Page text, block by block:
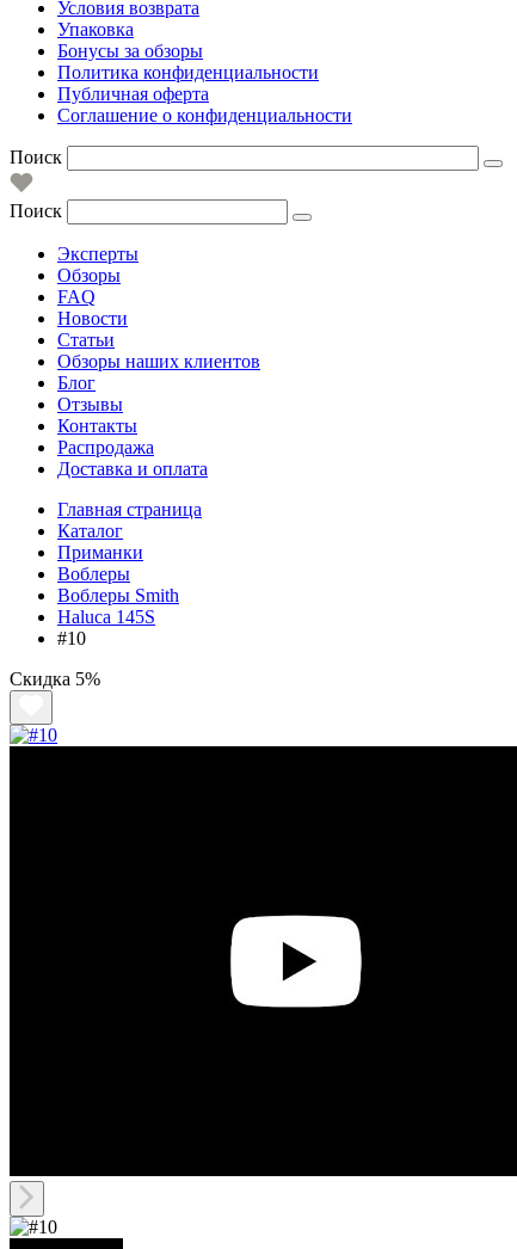
Условия возврата
Упаковка
Бонусы за обзоры
Политика конфиденциальности
Публичная оферта
Соглашение о конфиденциальности
Поиск
Поиск
Эксперты
Обзоры
FAQ
Новости
Статьи
Обзоры наших клиентов
Блог
Отзывы
Контакты
Распродажа
Доставка и оплата
Главная страница
Каталог
Приманки
Воблеры
Воблеры Smith
Haluca 145S
#10
Скидка 5%